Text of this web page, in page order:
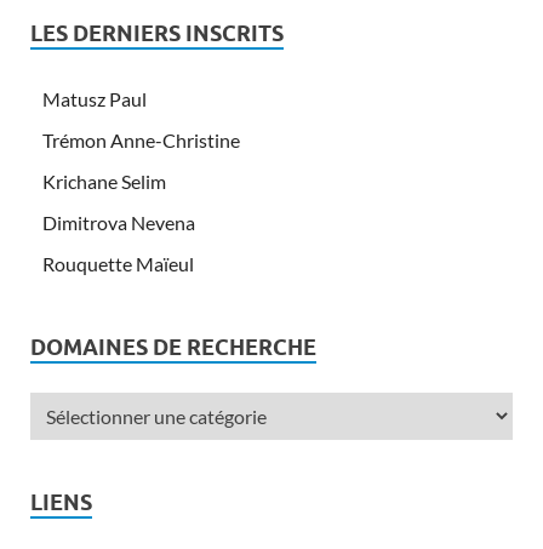
LES DERNIERS INSCRITS
Matusz Paul
Trémon Anne-Christine
Krichane Selim
Dimitrova Nevena
Rouquette Maïeul
DOMAINES DE RECHERCHE
LIENS